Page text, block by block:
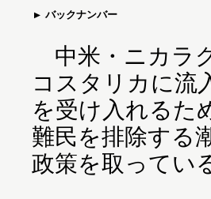
バックナンバー
中米・ニカラ
コスタリカに流
を受け入れるた
難民を排除する
政策を取ってい